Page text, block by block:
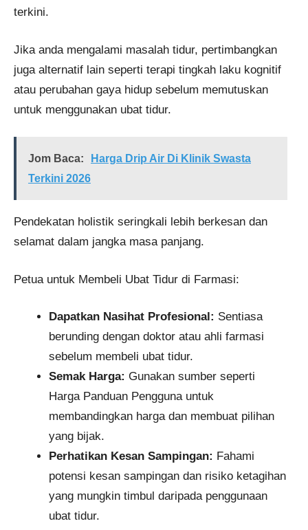
terkini.
Jika anda mengalami masalah tidur, pertimbangkan
juga alternatif lain seperti terapi tingkah laku kognitif
atau perubahan gaya hidup sebelum memutuskan
untuk menggunakan ubat tidur.
Jom Baca:
Harga Drip Air Di Klinik Swasta
Terkini 2026
Pendekatan holistik seringkali lebih berkesan dan
selamat dalam jangka masa panjang.
Petua untuk Membeli Ubat Tidur di Farmasi:
Dapatkan Nasihat Profesional: Sentiasa
berunding dengan doktor atau ahli farmasi
sebelum membeli ubat tidur.
Semak Harga: Gunakan sumber seperti
Harga Panduan Pengguna untuk
membandingkan harga dan membuat pilihan
yang bijak.
Perhatikan Kesan Sampingan: Fahami
potensi kesan sampingan dan risiko ketagihan
yang mungkin timbul daripada penggunaan
ubat tidur.